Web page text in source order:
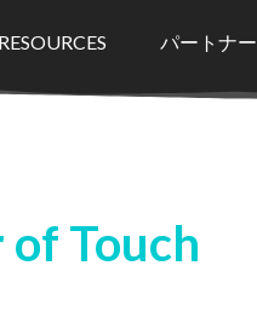
RESOURCES パートナー
Touch